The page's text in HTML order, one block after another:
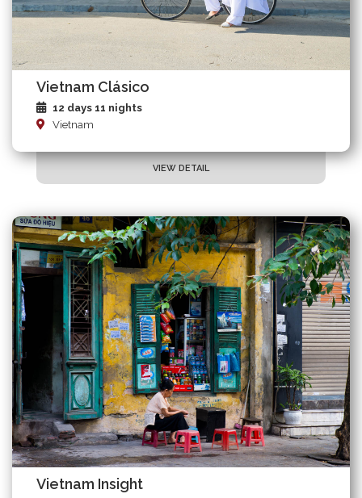
Vietnam Clásico
12 days 11 nights
Vietnam
VIEW DETAIL
Vietnam Insight